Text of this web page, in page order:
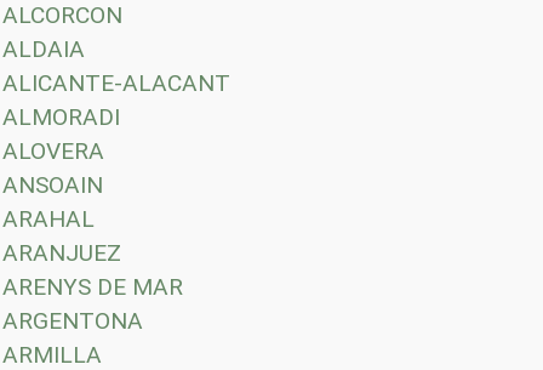
ALCORCON
ALDAIA
ALICANTE-ALACANT
ALMORADI
ALOVERA
ANSOAIN
ARAHAL
ARANJUEZ
ARENYS DE MAR
ARGENTONA
ARMILLA